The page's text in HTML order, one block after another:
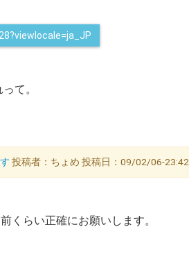
て。
投稿者：ちょめ 投稿日：09/02/06-23:42
くらい正確にお願いします。